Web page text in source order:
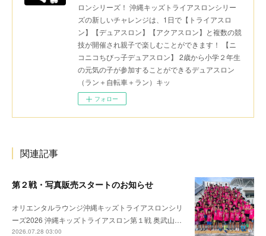
ロンシリーズ！ 沖縄キッズトライアスロンシリー
ズの新しいチャレンジは、1日で【トライアスロ
ン】【デュアスロン】【アクアスロン】と複数の競
技が開催され親子で楽しむことができます！ 【ニ
コニコちびっ子デュアスロン】 2歳から小学２年生
の元気の子が参加することができるデュアスロン
（ラン＋自転車＋ラン）キッ
フォロー
関連記事
第２戦・写真販売スタートのお知らせ
オリエンタルラウンジ沖縄キッズトライアスロンシリ
ーズ2026 沖縄キッズトライアスロン第１戦 奥武山…
2026.07.28 03:00